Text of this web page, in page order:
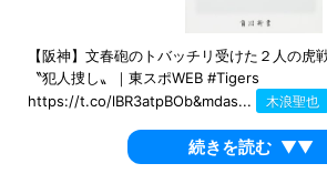
【阪神】文春砲のトバッチリ受けた２人の
〝犯人捜し〟｜東スポWEB #Tigers
https://t.co/lBR3atpBOb&mdas...
木浪聖也
続きを読む ▼▼